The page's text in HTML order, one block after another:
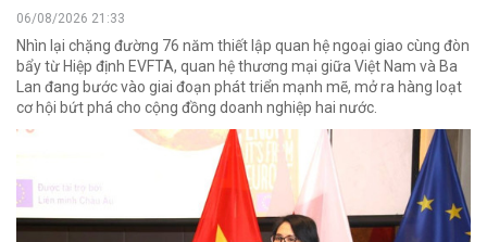
06/08/2026 21:33
Nhìn lại chặng đường 76 năm thiết lập quan hệ ngoại giao cùng đòn
bẩy từ Hiệp định EVFTA, quan hệ thương mại giữa Việt Nam và Ba
Lan đang bước vào giai đoạn phát triển mạnh mẽ, mở ra hàng loạt
cơ hội bứt phá cho cộng đồng doanh nghiệp hai nước.